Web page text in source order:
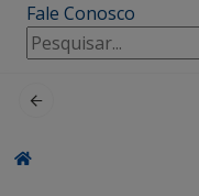
Fale Conosco
Pesquisar
por: